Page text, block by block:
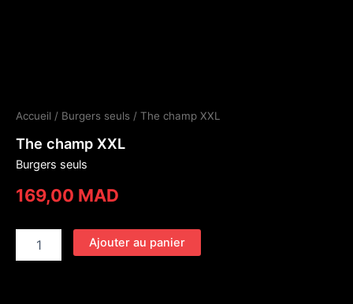
Accueil / Burgers seuls / The champ XXL
The champ XXL
Burgers seuls
169,00 MAD
Ajouter au panier